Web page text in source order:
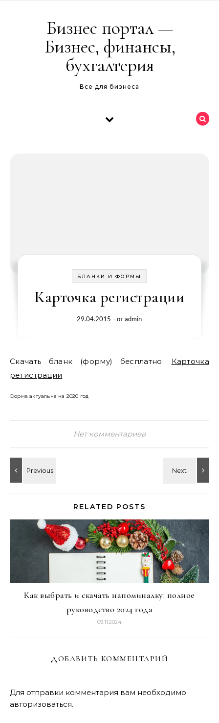
Бизнес портал —
Бизнес, финансы,
бухгалтерия
Все для бизнеса
БЛАНКИ И ФОРМЫ
Карточка регистрации
29.04.2015 - отadmin
Скачать бланк (форму) бесплатно: Карточка
регистрации
Форма актуальна на 2020 год
Нет комментариев
RELATED POSTS
Как выбрать и скачать напоминалку: полное
руководство 2024 года
09.11.2024
ДОБАВИТЬ КОММЕНТАРИЙ
Для отправки комментария вам необходимо
авторизоваться.